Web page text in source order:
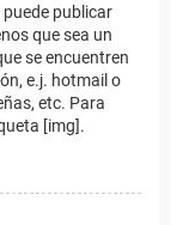
publicar
que sea un
se encuentren
e.j. hotmail o
etc. Para
[img].